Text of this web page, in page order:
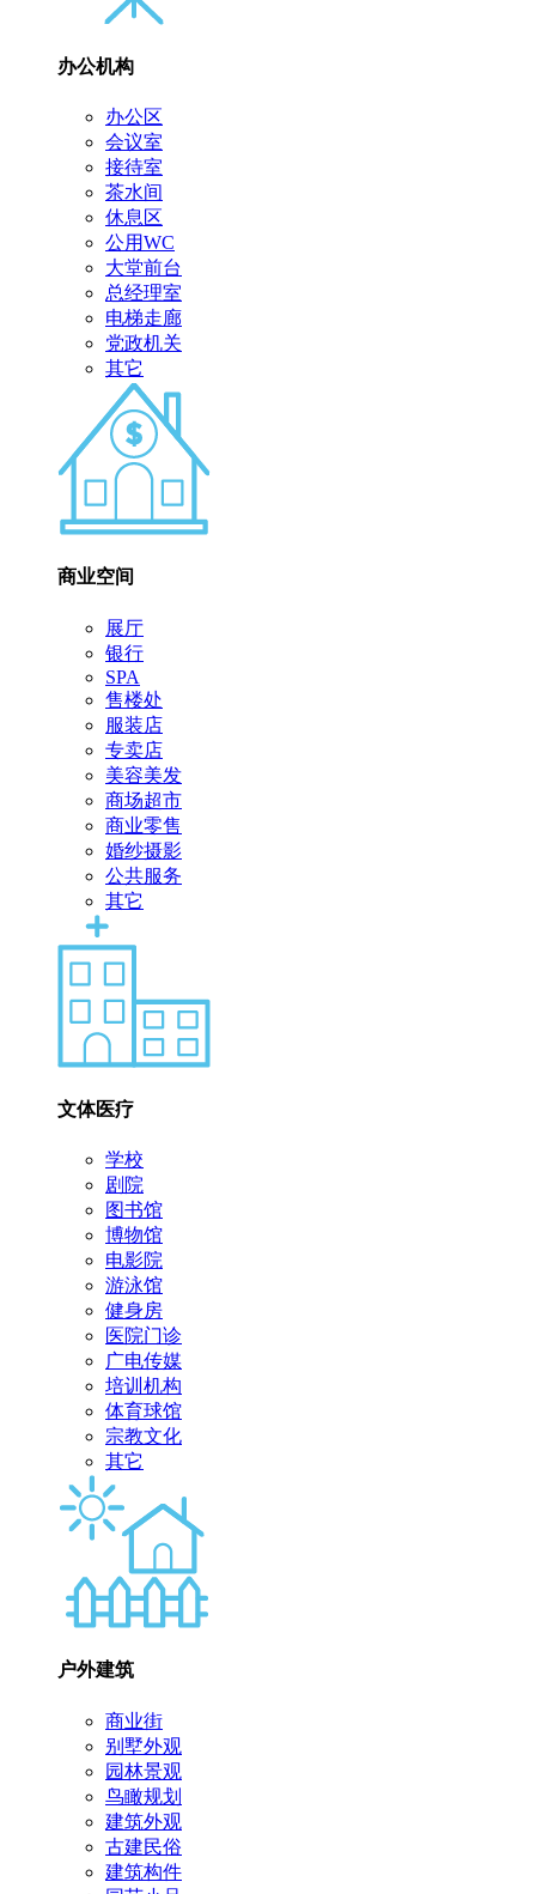
办公机构
办公区
会议室
接待室
茶水间
休息区
公用WC
大堂前台
总经理室
电梯走廊
党政机关
其它
商业空间
展厅
银行
SPA
售楼处
服装店
专卖店
美容美发
商场超市
商业零售
婚纱摄影
公共服务
其它
文体医疗
学校
剧院
图书馆
博物馆
电影院
游泳馆
健身房
医院门诊
广电传媒
培训机构
体育球馆
宗教文化
其它
户外建筑
商业街
别墅外观
园林景观
鸟瞰规划
建筑外观
古建民俗
建筑构件